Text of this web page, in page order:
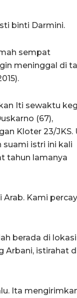
binti Darmini.
sempat
meninggal di
Iti sewaktu
(67),
Kloter 23/JKS.
suami istri ini kali
tahun lamanya
Kami
berada di lokasi
Arbani, istirahat
Ita